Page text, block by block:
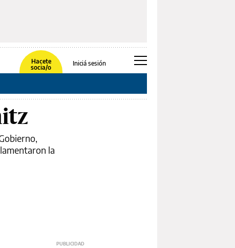
Hacete
socia/o
Iniciá sesión
la